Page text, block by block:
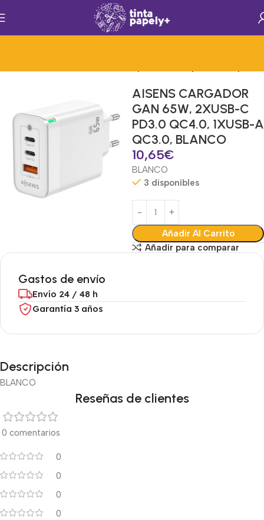
AISENS CARGADOR
GAN 65W, 2XUSB-C
PD3.0 QC4.0, 1XUSB-A
QC3.0, BLANCO
10,65€
BLANCO
3 disponibles
Añadir Al Carrito
Añadir para comparar
Gastos de envío
Envío 24 / 48 h
Garantía 3 años
Descripción
BLANCO
Reseñas de clientes
0 comentarios
0
0
0
0